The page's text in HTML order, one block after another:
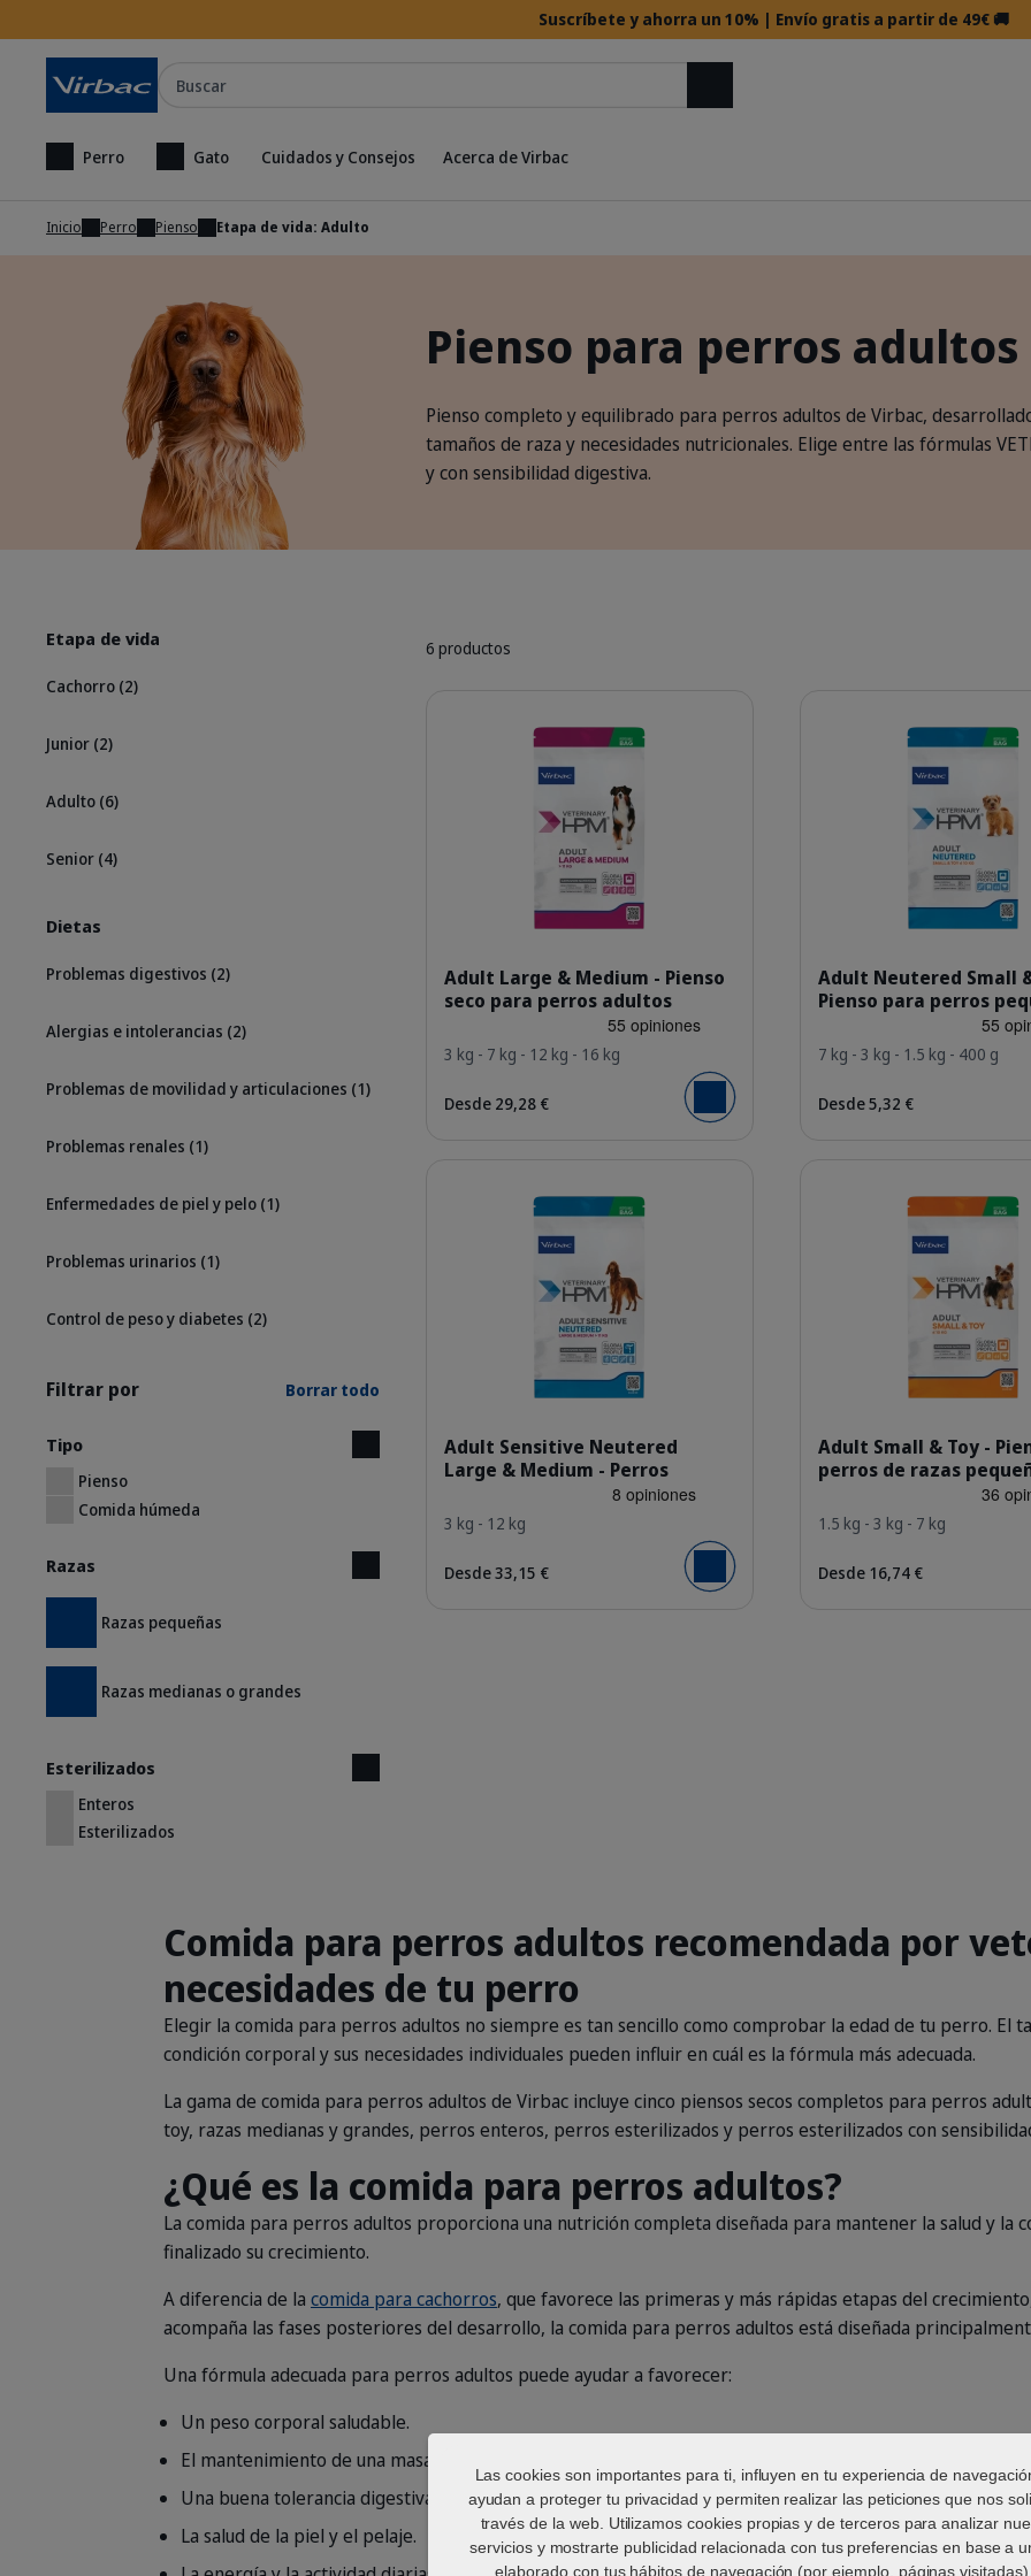
Suscríbete y ahorra un 10% | Envío gratis a partir de 49€ 🚚
Perro Gato Cuidados y Consejos Acerca de Virbac
Inicio Perro Pienso Etapa de vida: Adulto
Pienso para perros adultos
Pienso completo y equilibrado para perros adultos de Virbac,
tamaños de raza y necesidades nutricionales. Elige entre las fórmulas
y con sensibilidad digestiva.
Etapa de vida
Cachorro (2)
Junior (2)
Adulto (6)
Senior (4)
Dietas
Problemas digestivos (2)
Alergias e intolerancias (2)
Problemas de movilidad y articulaciones (1)
Problemas renales (1)
Enfermedades de piel y pelo (1)
Problemas urinarios (1)
Control de peso y diabetes (2)
Filtrar por Borrar todo
Tipo
Pienso
Comida húmeda
Razas
Razas pequeñas
Razas medianas o grandes
Esterilizados
Enteros
Esterilizados
6 productos
HQ_HPM_Packaging-without-kg_Adult-L-M-Dog_face.png
Adult Large & Medium - Pienso
seco para perros adultos
3 kg - 7 kg - 12 kg - 16 kg
Desde 29,28 € Añadir al carrito
Adult Neutered Small
Pienso para perros
7 kg - 3 kg - 1.5 kg - 400 g
Desde 5,32 €
HQ_HPM_Packaging-without-kg_Adult-Neutered-Sensitive-
Adult Sensitive Neutered
Large & Medium - Perros
3 kg - 12 kg
Desde 33,15 € Añadir al carrito
Adult Small & Toy -
perros de razas
1.5 kg - 3 kg - 7 kg
Desde 16,74 €
Comida para perros adultos recomendada por
necesidades de tu perro
Elegir la comida para perros adultos no siempre es tan sencillo como comprobar la edad de tu perro. El
condición corporal y sus necesidades individuales pueden influir en cuál es la fórmula más adecuada.
La gama de comida para perros adultos de Virbac incluye cinco piensos secos completos para perros
toy, razas medianas y grandes, perros enteros, perros esterilizados y perros esterilizados con
¿Qué es la comida para perros adultos?
La comida para perros adultos proporciona una nutrición completa diseñada para mantener la salud y la
finalizado su crecimiento.
A diferencia de la comida para cachorros, que favorece las primeras y más rápidas etapas del
acompaña las fases posteriores del desarrollo, la comida para perros adultos está diseñada
Una fórmula adecuada para perros adultos puede ayudar a favorecer:
Un peso corporal saludable.
El mantenimiento de una masa muscular magra.
Una buena tolerancia digestiva.
La salud de la piel y el pelaje.
Las cookies son importantes para ti, influyen en tu experiencia de
ayudan a proteger tu privacidad y permiten realizar las peticiones que nos
través de la web. Utilizamos cookies propias y de terceros para analizar
servicios y mostrarte publicidad relacionada con tus preferencias en base a
elaborado con tus hábitos de navegación (por ejemplo, páginas